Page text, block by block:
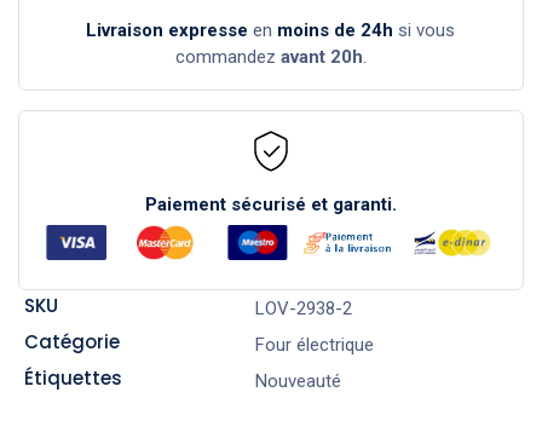
Livraison expresse en moins de 24h si vous
commandez avant 20h.
Paiement sécurisé et garanti.
SKU LOV-2938-2
Catégorie Four électrique
Étiquettes Nouveauté